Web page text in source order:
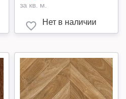
за кв. м.
Нет в наличии